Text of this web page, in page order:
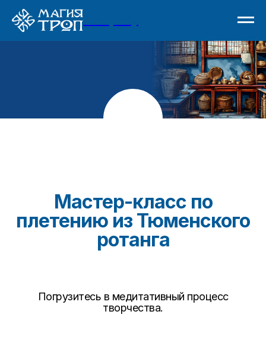
Мастер-класс по
плетению из Тюменского
ротанга
Погрузитесь в медитативный процесс
творчества.